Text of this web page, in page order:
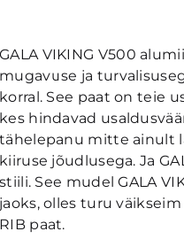
GALA VIKING V500
mugavuse ja
korral. See paat on teie
kes hindavad
tähelepanu mitte ainult
kiiruse jõudlusega. Ja
stiili. See mudel GALA
jaoks, olles turu
RIB paat.